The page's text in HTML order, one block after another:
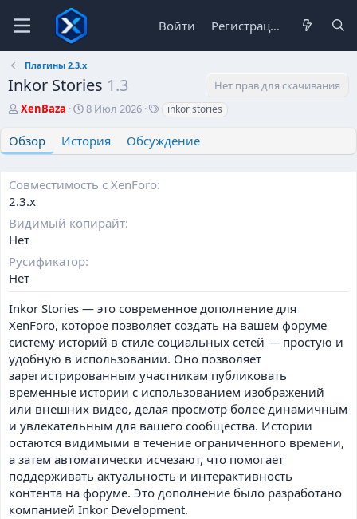
Войти Регистрация
Плагины 2.3.х
Inkor Stories 1.3
Нет прав для скачивания
А
т
о
XenBaza
Д
т
а
о
а
я
8 Июл 2026
г
и
inkor stories
Обзор История Обсуждение
Совместимость с XenForo
2.3.х
Видимый копирайт
Нет
Русификатор
Нет
Inkor Stories — это современное дополнение для
XenForo, которое позволяет создать на вашем форуме
систему историй в стиле социальных сетей — простую и
удобную в использовании. Оно позволяет
зарегистрированным участникам публиковать
временные истории с использованием изображений
или внешних видео, делая просмотр более динамичным
и увлекательным для вашего сообщества. Истории
остаются видимыми в течение ограниченного времени,
а затем автоматически исчезают, что помогает
поддерживать актуальность и интерактивность
контента на форуме. Это дополнение было разработано
компанией Inkor Development.